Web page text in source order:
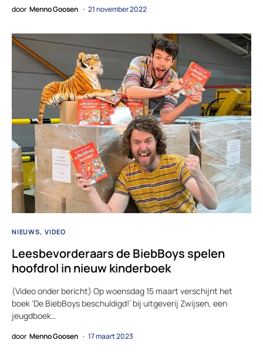
door Menno Goosen 21 november 2022
NIEUWS VIDEO
Leesbevorderaars de BiebBoys spelen
hoofdrol in nieuw kinderboek
(Video onder bericht) Op woensdag 15 maart verschijnt het
boek ‘De BiebBoys beschuldigd!’ bij uitgeverij Zwijsen, een
jeugdboek…
door Menno Goosen 17 maart 2023